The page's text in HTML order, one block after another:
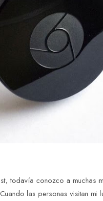
todavía conozco a muchas
las personas visitan